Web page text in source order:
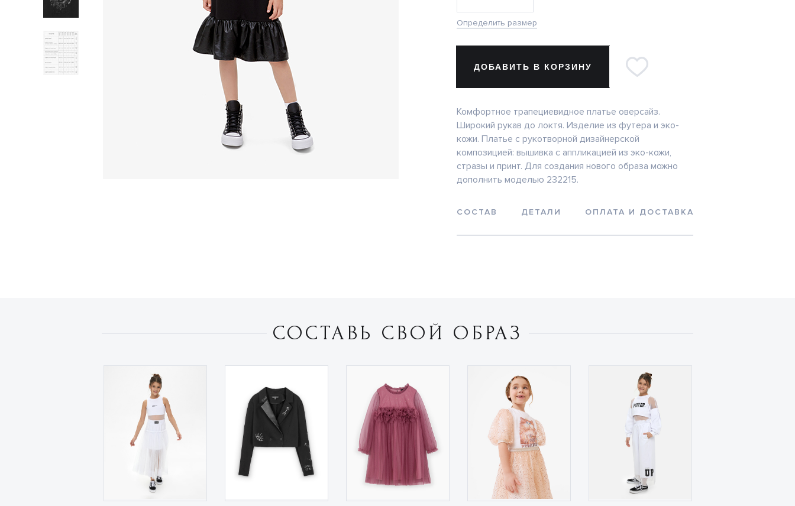
Определить размер
ДОБАВИТЬ В КОРЗИНУ
Комфортное трапециевидное платье оверсайз.
Широкий рукав до локтя. Изделие из футера и эко-
кожи. Платье с рукотворной дизайнерской
композицией: вышивка с аппликацией из эко-кожи,
стразы и принт. Для создания нового образа можно
дополнить моделью 232215.
СОСТАВ ДЕТАЛИ ОПЛАТА И ДОСТАВКА
СОСТАВЬ СВОЙ ОБРАЗ